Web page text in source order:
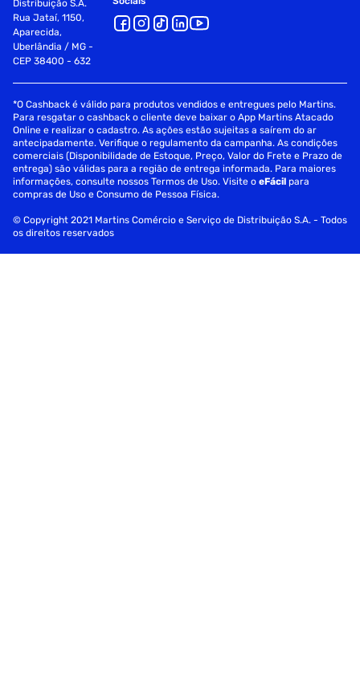
Distribuição S.A.
Rua Jataí, 1150,
Aparecida,
Uberlândia / MG -
CEP 38400 - 632
*O Cashback é válido para produtos vendidos e entregues pelo Martins.
Para resgatar o cashback o cliente deve baixar o App Martins Atacado
Online e realizar o cadastro. As ações estão sujeitas a saírem do ar
antecipadamente. Verifique o regulamento da campanha. As condições
comerciais (Disponibilidade de Estoque, Preço, Valor do Frete e Prazo de
entrega) são válidas para a região de entrega informada. Para maiores
informações, consulte nossos Termos de Uso. Visite oeFácil para
compras de Uso e Consumo de Pessoa Física.
© Copyright 2021 Martins Comércio e Serviço de Distribuição S.A. - Todos
os direitos reservados